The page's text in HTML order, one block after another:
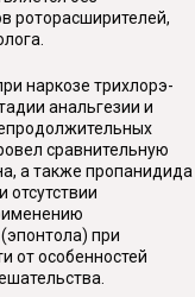
роторасширителей,
наркозе трихлорэ­
анальгезии и
сравнительную
а также пропанидида
при
от особен­ностей